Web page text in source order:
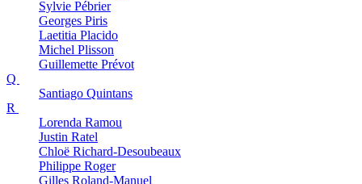
Sylvie Pébrier
Georges Piris
Laetitia Placido
Michel Plisson
Guillemette Prévot
Q
Santiago Quintans
R
Lorenda Ramou
Justin Ratel
Chloë Richard-Desoubeaux
Philippe Roger
Gilles Roland-Manuel